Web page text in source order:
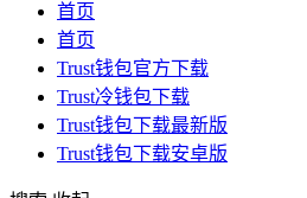
首页
首页
Trust钱包官方下载
Trust冷钱包下载
Trust钱包下载最新版
Trust钱包下载安卓版